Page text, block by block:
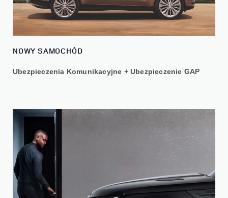
NOWY SAMOCHÓD
Ubezpieczenia Komunikacyjne + Ubezpieczenie GAP